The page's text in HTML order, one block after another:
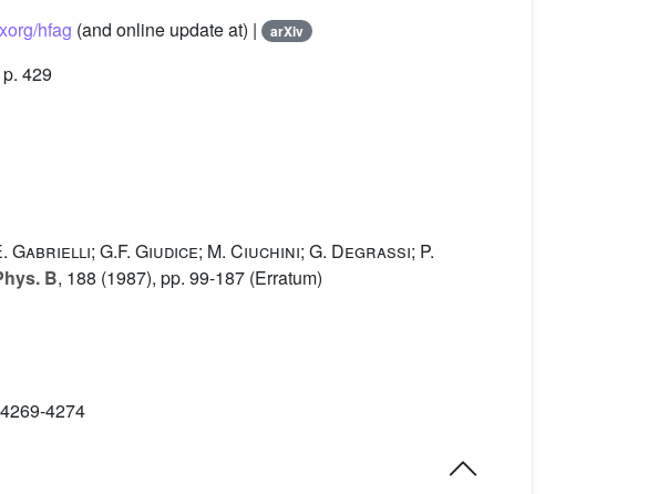
hfag (and online update at) | arXiv
429
G.F. Giudice; M. Ciuchini; G. Degrassi; P.
B, 188 (1987), pp. 99-187 (Erratum)
4274